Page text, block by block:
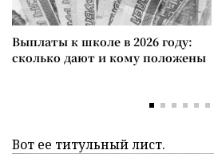
Выплаты к школе в 2026 году:
сколько дают и кому положены
Вот ее титульный лист.